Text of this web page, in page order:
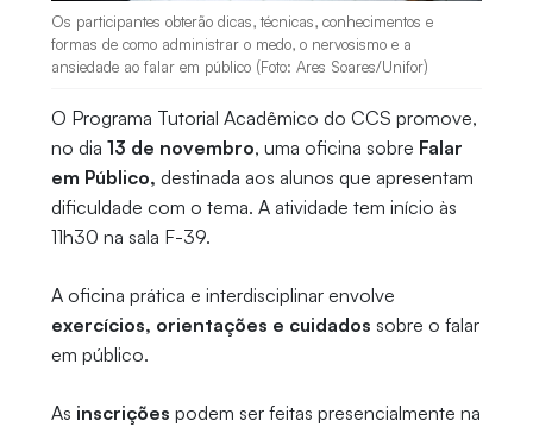
Os participantes obterão dicas, técnicas, conhecimentos e
formas de como administrar o medo, o nervosismo e a
ansiedade ao falar em público (Foto: Ares Soares/Unifor)
O Programa Tutorial Acadêmico do CCS promove,
no dia 13 de novembro, uma oficina sobre Falar
em Público, destinada aos alunos que apresentam
dificuldade com o tema. A atividade tem início às
11h30 na sala F-39.
A oficina prática e interdisciplinar envolve
exercícios, orientações e cuidados sobre o falar
em público.
As inscrições podem ser feitas presencialmente na